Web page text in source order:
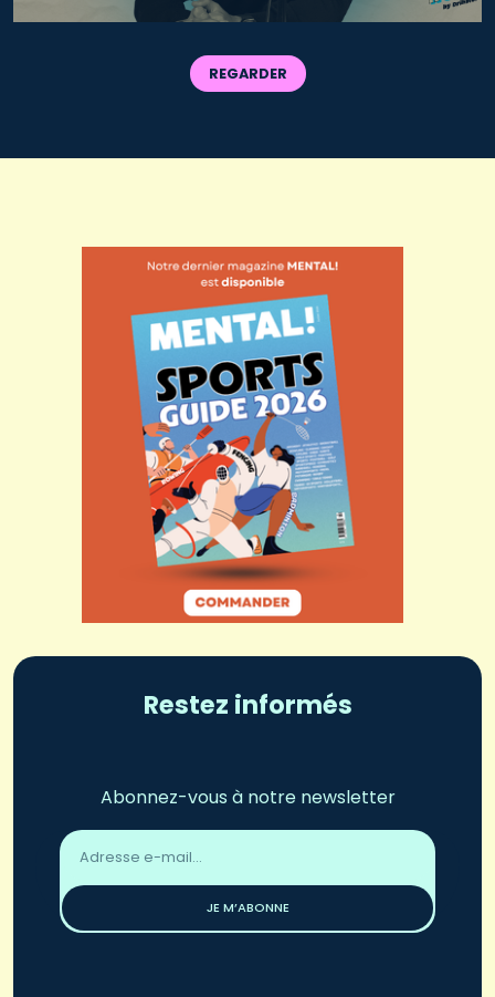
REGARDER
Restez informés
Abonnez-vous à notre newsletter
Adresse
email
JE M’ABONNE